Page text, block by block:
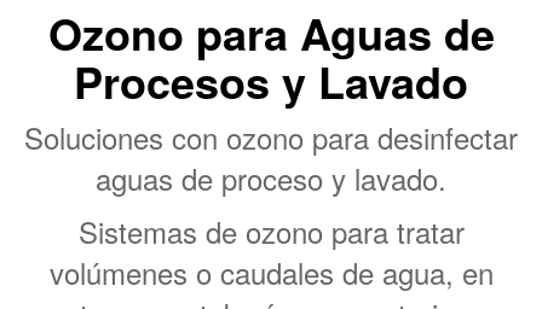
Ozono para Aguas de
Procesos y Lavado
Soluciones con ozono para desinfectar
aguas de proceso y lavado.
Sistemas de ozono para tratar
volúmenes o caudales de agua, en